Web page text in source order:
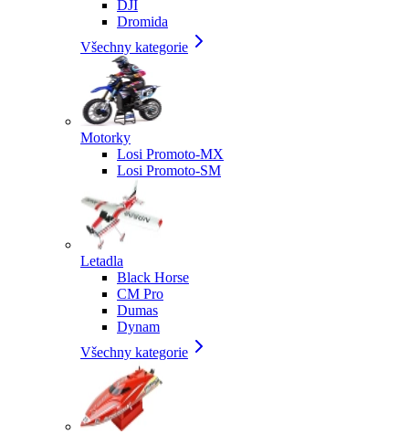
DJI
Dromida
Všechny kategorie
Motorky
Losi Promoto-MX
Losi Promoto-SM
Letadla
Black Horse
CM Pro
Dumas
Dynam
Všechny kategorie